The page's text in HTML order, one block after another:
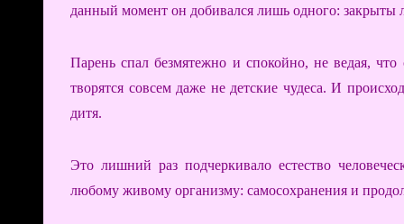
данный момент он добивался лишь одного: закрыты
Парень спал безмятежно и спокойно, не ведая, что
творятся совсем даже не детские чудеса. И
дитя.
Это лишний раз подчеркивало естество
любому живому организму: самосохранения и